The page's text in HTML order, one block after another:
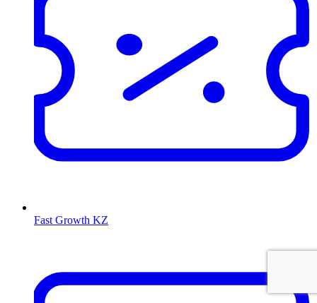
Fast Growth KZ